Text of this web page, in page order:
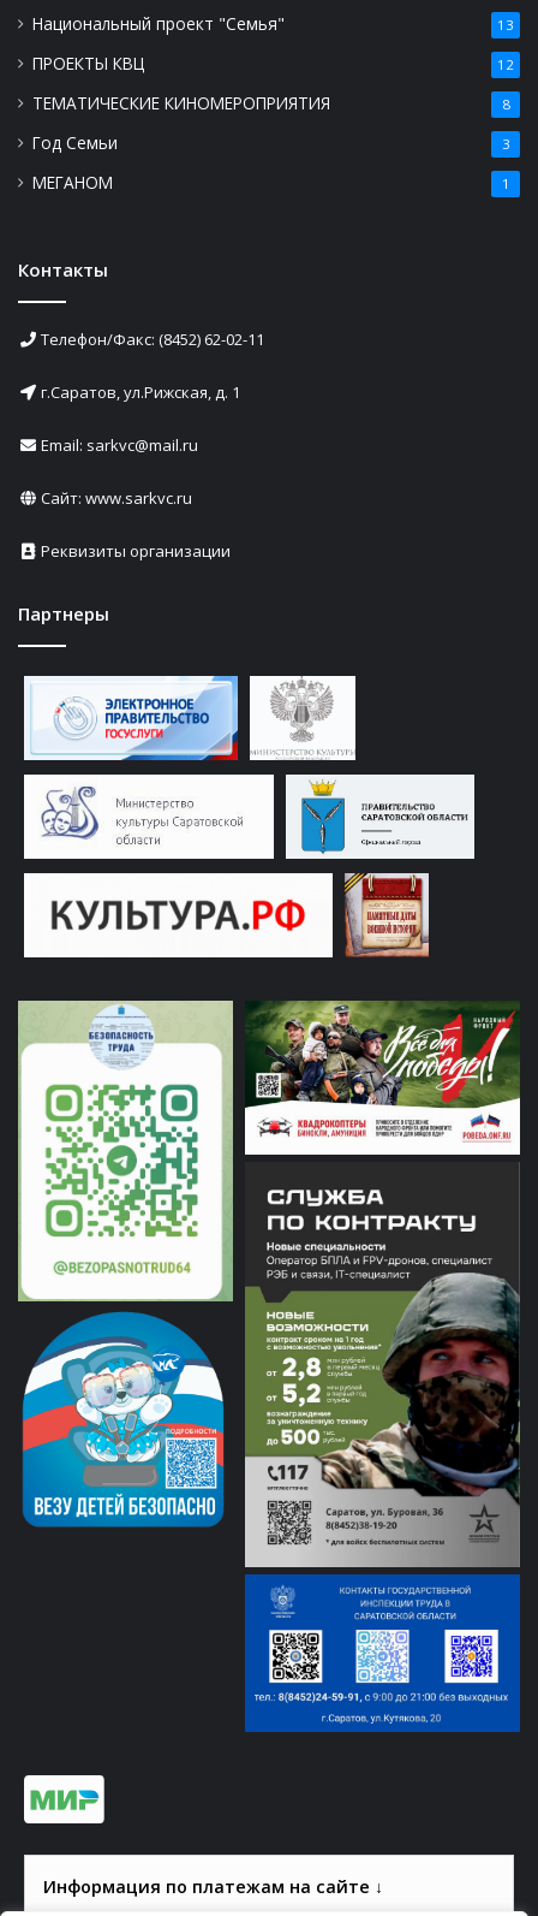
Национальный проект "Семья" 13
ПРОЕКТЫ КВЦ 12
ТЕМАТИЧЕСКИЕ КИНОМЕРОПРИЯТИЯ 8
Год Семьи 3
МЕГАНОМ 1
Контакты
Телефон/Факс: (8452) 62-02-11
г.Саратов, ул.Рижская, д. 1
Email: sarkvc@mail.ru
Сайт: www.sarkvc.ru
Реквизиты организации
Партнеры
Информация по платежам на сайте ↓